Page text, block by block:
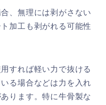
、無理には剥がさない
加工も剥がれる可能性
すれば軽い力で抜ける
る場合などは力を入れ
ります。特に牛骨製な